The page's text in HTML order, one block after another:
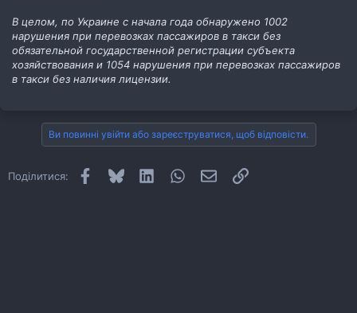
В целом, по Украине с начала года обнаружено 1002
нарушения при перевозках пассажиров в такси без
обязательной государственной регистрации субъекта
хозяйствования и 1054 нарушения при перевозках пассажиров
в такси без наличия лицензии.
Ви повинні увійти або зареєструватися, щоб відповісти.
Поділитися: Facebook
Bluesky LinkedInWhatsApp
E-mailПосилання